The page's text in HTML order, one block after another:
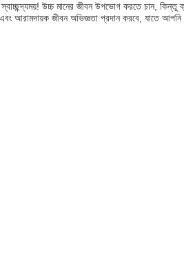
উচ্চ মানের জীবন উপভোগ করতে চান,
আরামদায়ক জীবন অভিজ্ঞতা প্রদান করবে, যাতে আপনি